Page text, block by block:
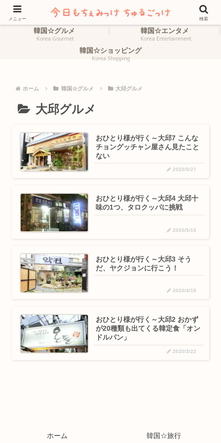
ホーム
HOME
韓国☆旅行
韓国☆グルメ
Korea Gourmet
韓国☆エンタメ
Korea Entertainment
韓国☆ショッピング
Korea Shopping
ホーム 韓国☆グルメ 大邱グルメ
大邱グルメ
おひとり様が行く～大邱7 こんな
チョングッチャン屋さん見たこと
ない
2020/5/27
おひとり様が行く～大邱4 大邱十
味の1つ、タロクッパに挑戦
2020/5/16
おひとり様が行く～大邱3 そう
だ、ヤクジョンに行こう！
2020/4/18
おひとり様が行く～大邱2 おかず
が20種類も出てくる韓定食「オン
ドルパン」
2020/3/22
ホーム 韓国☆旅行
メニュー 検索